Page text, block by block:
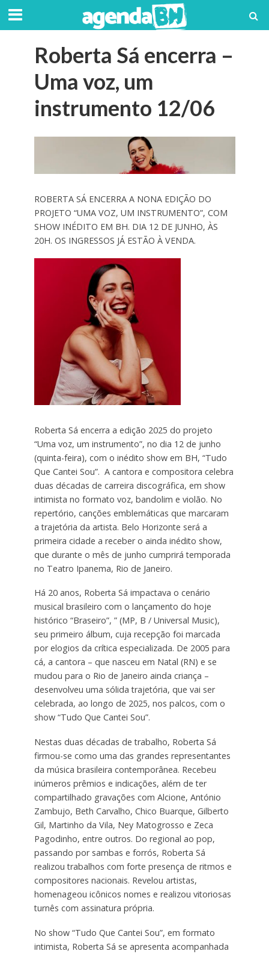
Roberta Sá encerra –
Uma voz, um
instrumento 12/06
ROBERTA SÁ ENCERRA A NONA EDIÇÃO DO
PROJETO “UMA VOZ, UM INSTRUMENTO”, COM
SHOW INÉDITO EM BH. DIA 12 DE JUNHO, ÀS
20H. OS INGRESSOS JÁ ESTÃO À VENDA.
Roberta Sá encerra a edição 2025 do projeto
“Uma voz, um instrumento”, no dia 12 de junho
(quinta-feira), com o inédito show em BH, “Tudo
Que Cantei Sou”. A cantora e compositora celebra
duas décadas de carreira discográfica, em show
intimista no formato voz, bandolim e violão. No
repertório, canções emblemáticas que marcaram
a trajetória da artista. Belo Horizonte será a
primeira cidade a receber o ainda inédito show,
que durante o mês de junho cumprirá temporada
no Teatro Ipanema, Rio de Janeiro.
Há 20 anos, Roberta Sá impactava o cenário
musical brasileiro com o lançamento do hoje
histórico “Braseiro”, ” (MP, B / Universal Music),
seu primeiro álbum, cuja recepção foi marcada
por elogios da crítica especializada. De 2005 para
cá, a cantora – que nasceu em Natal (RN) e se
mudou para o Rio de Janeiro ainda criança –
desenvolveu uma sólida trajetória, que vai ser
celebrada, ao longo de 2025, nos palcos, com o
show “Tudo Que Cantei Sou”.
Nestas duas décadas de trabalho, Roberta Sá
firmou-se como uma das grandes representantes
da música brasileira contemporânea. Recebeu
inúmeros prêmios e indicações, além de ter
compartilhado gravações com Alcione, António
Zambujo, Beth Carvalho, Chico Buarque, Gilberto
Gil, Martinho da Vila, Ney Matogrosso e Zeca
Pagodinho, entre outros. Do regional ao pop,
passando por sambas e forrós, Roberta Sá
realizou trabalhos com forte presença de ritmos e
compositores nacionais. Revelou artistas,
homenageou icônicos nomes e realizou vitoriosas
turnês com assinatura própria.
No show “Tudo Que Cantei Sou”, em formato
intimista, Roberta Sá se apresenta acompanhada